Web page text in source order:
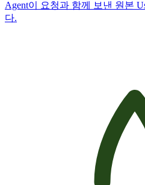
Agent이 요청과 함께 보낸 원본
다.